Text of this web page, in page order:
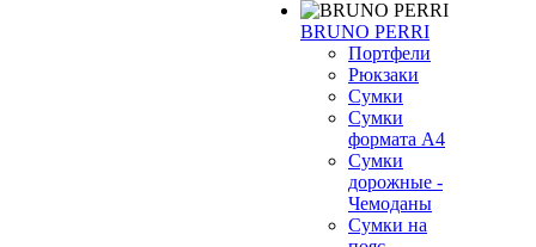
BRUNO PERRI
Портфели
Рюкзаки
Сумки
Сумки
формата А4
Сумки
дорожные -
Чемоданы
Сумки на